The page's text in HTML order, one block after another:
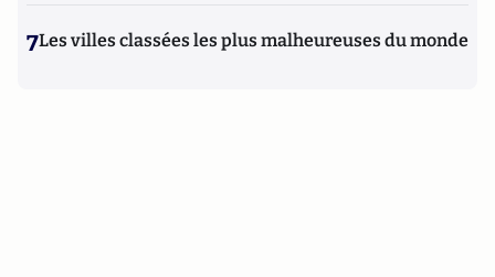
7Les villes classées les plus malheureuses du monde